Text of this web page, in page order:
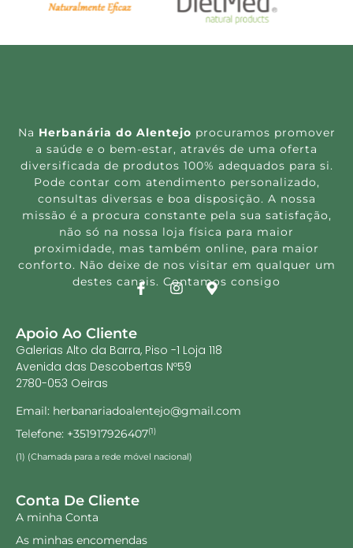
Na Herbanária do Alentejo procuramos promover
a saúde e o bem-estar, através de uma oferta
diversificada de produtos 100% adequados para si.
Pode contar com atendimento personalizado,
consultas diversas e boa disposição. A nossa
missão é a procura constante pela sua satisfação,
não só na nossa loja física para maior
proximidade, mas também online, para maior
conforto. Não deixe de nos visitar em qualquer um
destes canais. Contamos consigo
Apoio Ao Cliente
Galerias Alto da Barra, Piso -1 Loja 118
Avenida das Descobertas Nº59
2780-053 Oeiras
Email: herbanariadoalentejo@gmail.com
Telefone: +351917926407(1)
(1) (Chamada para a rede móvel nacional)
Conta De Cliente
A minha Conta
As minhas encomendas